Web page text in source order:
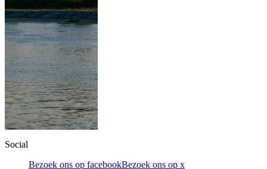
Social
Bezoek ons op facebookBezoek ons op x